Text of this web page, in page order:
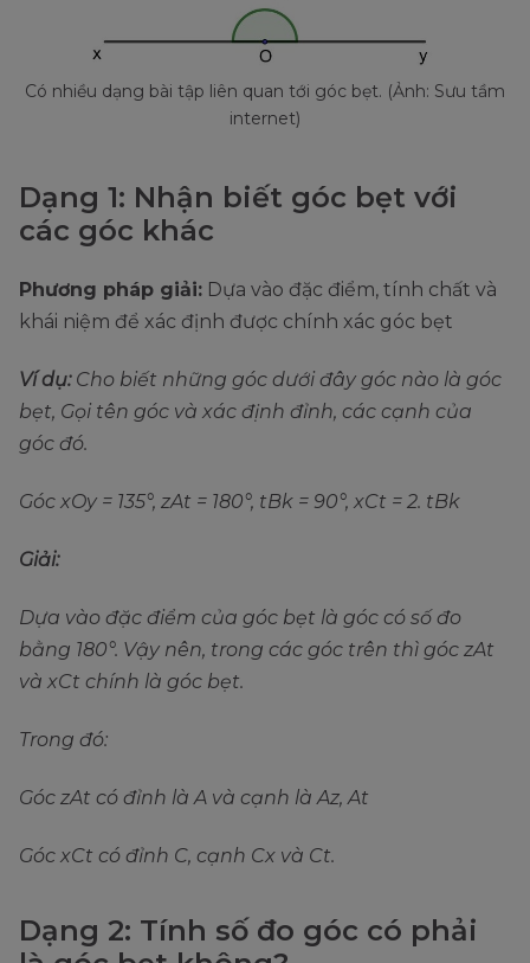
Có nhiều dạng bài tập liên quan tới góc bẹt. (Ảnh: Sưu tầm
internet)
Dạng 1: Nhận biết góc bẹt với
các góc khác
Phương pháp giải: Dựa vào đặc điểm, tính chất và
khái niệm để xác định được chính xác góc bẹt
Ví dụ:Cho biết những góc dưới đây góc nào là góc
bẹt, Gọi tên góc và xác định đỉnh, các cạnh của
góc đó.
Góc xOy = 135°, zAt = 180°, tBk = 90°, xCt = 2. tBk
Giải:
Dựa vào đặc điểm của góc bẹt là góc có số đo
bằng 180°. Vậy nên, trong các góc trên thì góc zAt
và xCt chính là góc bẹt.
Trong đó:
Góc zAt có đỉnh là A và cạnh là Az, At
Góc xCt có đỉnh C, cạnh Cx và Ct.
Dạng 2: Tính số đo góc có phải